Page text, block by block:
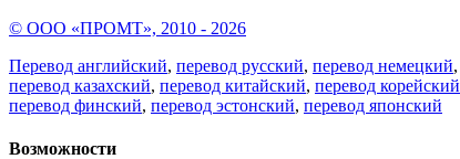
© ООО «ПРОМТ», 2010 - 2026
Перевод английский, перевод русский, перевод немецкий,
перевод казахский, перевод китайский, перевод корейский
перевод финский, перевод эстонский, перевод японский
Возможности